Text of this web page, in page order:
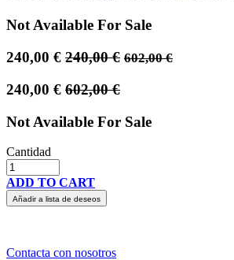
Not Available For Sale
240,00 € 240,00€ 602,00€
240,00 € 602,00€
Not Available For Sale
Cantidad
ADD TO CART
Añadir a lista de deseos
Contacta con nosotros